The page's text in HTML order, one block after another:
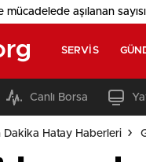
aşılanan sayısı
SERVIS
Canlı Borsa
Dakika Hatay Haberleri